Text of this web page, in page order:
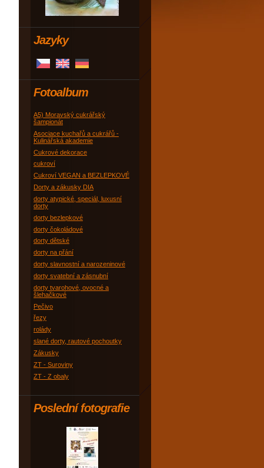
Jazyky
Fotoalbum
A5) Moravský cukrářský
šampionát
Asociace kuchařů a cukrářů -
Kulinářská akademie
Cukrové dekorace
cukroví
Cukroví VEGAN a BEZLEPKOVÉ
Dorty a zákusky DIA
dorty atypické, speciál, luxusní
dorty
dorty bezlepkové
dorty čokoládové
dorty dětské
dorty na přání
dorty slavnostní a narozeninové
dorty svatební a zásnubní
dorty tvarohové, ovocné a
šlehačkové
Pečivo
řezy
rolády
slané dorty, rautové pochoutky
Zákusky
ZT - Suroviny
ZT - Z obaly
Poslední fotografie